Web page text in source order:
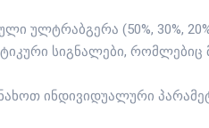
ულტრაბგერა (50%, 30%, 20%,
სიგნალები,
ინდივიდუალური